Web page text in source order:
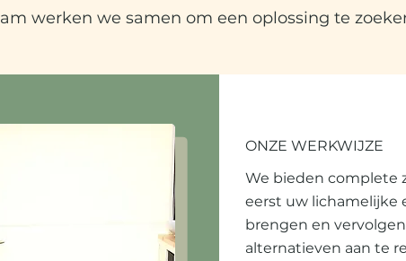
werken we samen om een oplossing te
ONZE WERKWIJZE
We bieden complete
eerst uw lichamelijke
brengen en
alternatieven aan te